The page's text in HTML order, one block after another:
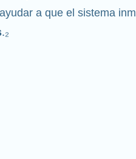
a que el sistema
.₂